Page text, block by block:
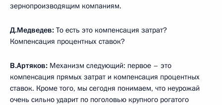
зернопроизводящим компаниям.
Д.Медведев: То есть это компенсация затрат?
Компенсация процентных ставок?
В.Артяков: Механизм следующий: первое – это
компенсация прямых затрат и компенсация процентных
ставок. Кроме того, мы сегодня понимаем, что неурожай
очень сильно ударит по поголовью крупного рогатого